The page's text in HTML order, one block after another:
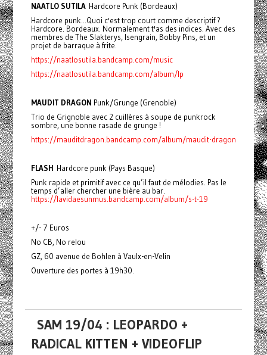
NAATLO SUTILAHardcore Punk (Bordeaux)
Hardcore punk...Quoi c'est trop court comme descriptif ?
Hardcore. Bordeaux. Normalement t'as des indices. Avec des
membres de The Slakterys, Isengrain, Bobby Pins, et un
projet de barraque à frite.
https://naatlosutila.bandcamp.com/music
https://naatlosutila.bandcamp.com/album/lp
MAUDIT DRAGON Punk/Grunge (Grenoble)
Trio de Grignoble avec 2 cuillères à soupe de punkrock
sombre, une bonne rasade de grunge !
https://mauditdragon.bandcamp.com/album/maudit-dragon
FLASH Hardcore punk (Pays Basque)
Punk rapide et primitif avec ce qu’il faut de mélodies. Pas le
temps d’aller chercher une bière au bar.
https://lavidaesunmus.bandcamp.com/album/s-t-19
+/- 7 Euros
No CB, No relou
GZ, 60 avenue de Bohlen à Vaulx-en-Velin
Ouverture des portes à 19h30.
SAM 19/04 : LEOPARDO +
RADICAL KITTEN + VIDEOFLIP